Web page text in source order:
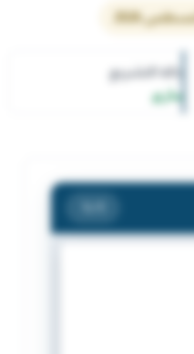
حالة التشريع
ساري